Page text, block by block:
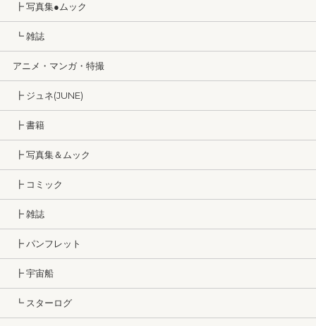
┣ 写真集●ムック
┗ 雑誌
アニメ・マンガ・特撮
┣ ジュネ(JUNE)
┣ 書籍
┣ 写真集＆ムック
┣ コミック
┣ 雑誌
┣ パンフレット
┣ 宇宙船
┗ スターログ